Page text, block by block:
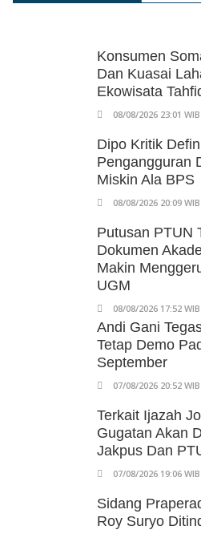
Konsumen
Dan Kuasai
Ekowisata
08/08/2026 23:01
Dipo Kritik
Pengangguran
Miskin Ala BPS
08/08/2026 20:09
Putusan PTUN
Dokumen
Makin
UGM
08/08/2026 17:52
Andi Gani
Tetap Demo
September
07/08/2026 20:52
Terkait Ijazah
Gugatan Akan
Jakpus Dan
07/08/2026 19:06
Sidang
Roy Suryo